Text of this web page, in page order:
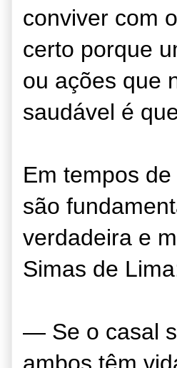
conviver com
certo porque
ou ações que
saudável é
Em tempos
são
verdadeira e
Simas de
— Se o casal
ambos têm